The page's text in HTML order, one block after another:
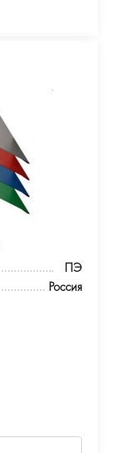
ПЭ
Россия